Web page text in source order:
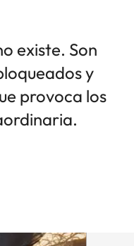
existe. Son
y
provoca los